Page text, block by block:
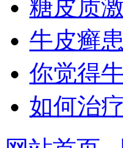
糖皮质
牛皮癣
你觉得
如何治